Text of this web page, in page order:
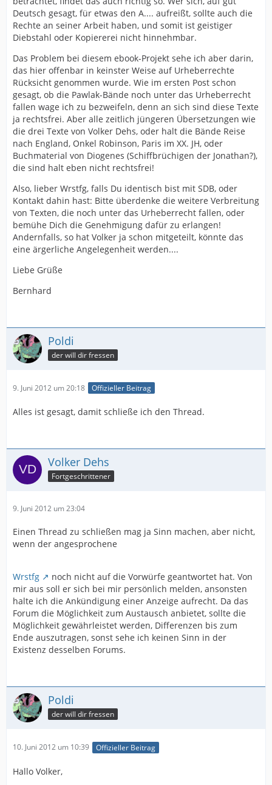
Deutsch gesagt, für etwas den A.... aufreißt, sollte auch die
Rechte an seiner Arbeit haben, und somit ist geistiger
Diebstahl oder Kopiererei nicht hinnehmbar.
Das Problem bei diesem ebook-Projekt sehe ich aber darin,
das hier offenbar in keinster Weise auf Urheberrechte
Rücksicht genommen wurde. Wie im ersten Post schon
gesagt, ob die Pawlak-Bände noch unter das Urheberrecht
fallen wage ich zu bezweifeln, denn an sich sind diese Texte
ja rechtsfrei. Aber alle zeitlich jüngeren Übersetzungen wie
die drei Texte von Volker Dehs, oder halt die Bände Reise
nach England, Onkel Robinson, Paris im XX. JH, oder
Buchmaterial von Diogenes (Schiffbrüchigen der Jonathan?),
die sind halt eben nicht rechtsfrei!
Also, lieber Wrstfg, falls Du identisch bist mit SDB, oder
Kontakt dahin hast: Bitte überdenke die weitere Verbreitung
von Texten, die noch unter das Urheberrecht fallen, oder
bemühe Dich die Genehmigung dafür zu erlangen!
Andernfalls, so hat Volker ja schon mitgeteilt, könnte das
eine ärgerliche Angelegenheit werden....
Liebe Grüße
Bernhard
Poldi
der will dir fressen
9. Juni 2012 um 20:18 Offizieller Beitrag
Alles ist gesagt, damit schließe ich den Thread.
Volker Dehs
Fortgeschrittener
9. Juni 2012 um 23:04
Einen Thread zu schließen mag ja Sinn machen, aber nicht,
wenn der angesprochene
Wrstfg
noch nicht auf die Vorwürfe geantwortet hat. Von
mir aus soll er sich bei mir persönlich melden, ansonsten
halte ich die Ankündigung einer Anzeige aufrecht. Da das
Forum die Möglichkeit zum Austausch anbietet, sollte die
Möglichkeit gewährleistet werden, Differenzen bis zum
Ende auszutragen, sonst sehe ich keinen Sinn in der
Existenz desselben Forums.
Poldi
der will dir fressen
10. Juni 2012 um 10:39 Offizieller Beitrag
Hallo Volker,